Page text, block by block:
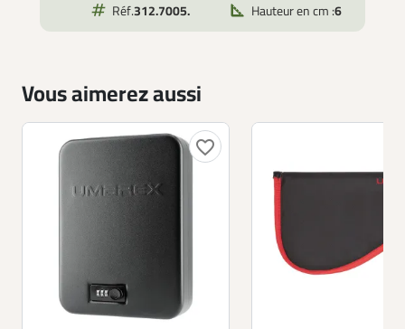
Réf.312.7005.
Hauteur en cm :6
Vous aimerez aussi
favorite_border